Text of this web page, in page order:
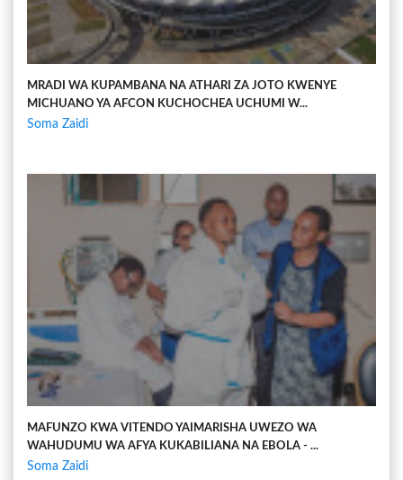
MRADI WA KUPAMBANA NA ATHARI ZA JOTO KWENYE
MICHUANO YA AFCON KUCHOCHEA UCHUMI W...
Soma Zaidi
MAFUNZO KWA VITENDO YAIMARISHA UWEZO WA
WAHUDUMU WA AFYA KUKABILIANA NA EBOLA - ...
Soma Zaidi